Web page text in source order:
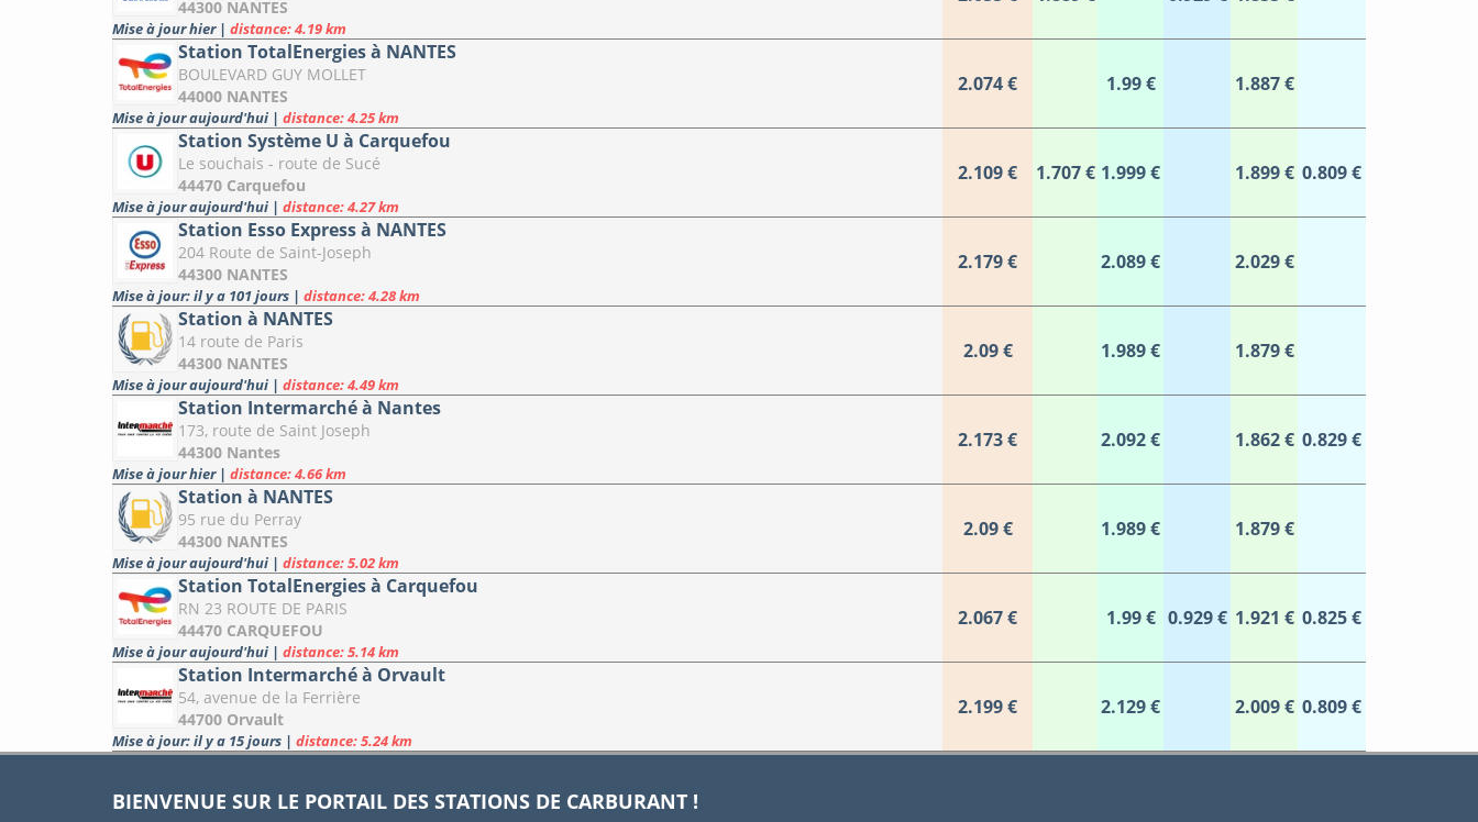
44300 NANTES
Mise à jour hier | distance: 4.19 km
Station TotalEnergies à NANTES
BOULEVARD GUY MOLLET
44000 NANTES
Mise à jour aujourd'hui | distance: 4.25 km
2.074 € 1.99 € 1.887 €
Station Système U à Carquefou
Le souchais - route de Sucé
44470 Carquefou
Mise à jour aujourd'hui | distance: 4.27 km
2.109 € 1.707 € 1.999 € 1.899 € 0.809 €
Station Esso Express à NANTES
204 Route de Saint-Joseph
44300 NANTES
Mise à jour: il y a 101 jours | distance: 4.28 km
2.179 € 2.089 € 2.029 €
Station à NANTES
14 route de Paris
44300 NANTES
Mise à jour aujourd'hui | distance: 4.49 km
2.09 € 1.989 € 1.879 €
Station Intermarché à Nantes
173, route de Saint Joseph
44300 Nantes
Mise à jour hier | distance: 4.66 km
2.173 € 2.092 € 1.862 € 0.829 €
Station à NANTES
95 rue du Perray
44300 NANTES
Mise à jour aujourd'hui | distance: 5.02 km
2.09 € 1.989 € 1.879 €
Station TotalEnergies à Carquefou
RN 23 ROUTE DE PARIS
44470 CARQUEFOU
Mise à jour aujourd'hui | distance: 5.14 km
2.067 € 1.99 € 0.929 € 1.921 € 0.825 €
Station Intermarché à Orvault
54, avenue de la Ferrière
44700 Orvault
Mise à jour: il y a 15 jours | distance: 5.24 km
2.199 € 2.129 € 2.009 € 0.809 €
BIENVENUE SUR LE PORTAIL DES STATIONS DE CARBURANT !